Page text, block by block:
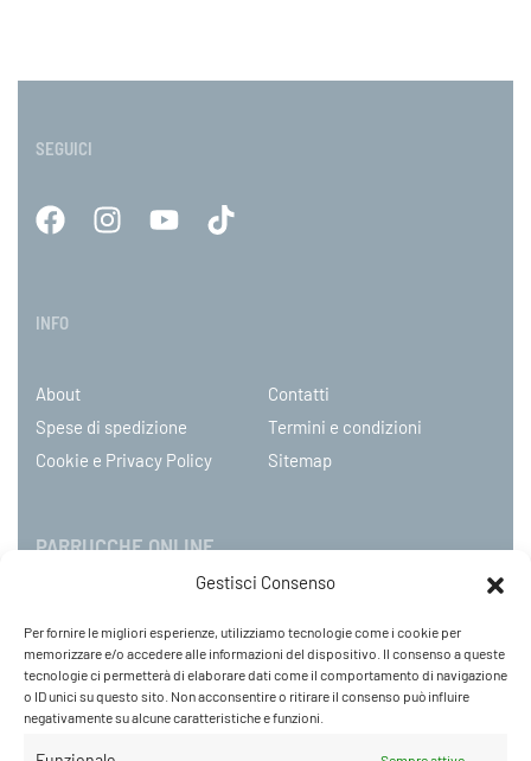
Gestisci Consenso
Per fornire le migliori esperienze, utilizziamo tecnologie come i cookie per
memorizzare e/o accedere alle informazioni del dispositivo. Il consenso a queste
tecnologie ci permetterà di elaborare dati come il comportamento di navigazione
o ID unici su questo sito. Non acconsentire o ritirare il consenso può influire
negativamente su alcune caratteristiche e funzioni.
SEGUICI
INFO
About
Contatti
Spese di spedizione
Termini e condizioni
Cookie e Privacy Policy
Sitemap
PARRUCCHE ONLINE
C.so Mazzini 31, NOVARA – Italy
Tel: +39 0321 659378 / 393229
WhatsApp: +39 342 9218104
info@parruccheonline.com
PEC –farcaphair@legalmail.it